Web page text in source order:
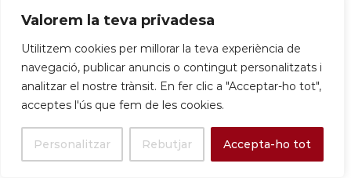
Valorem la teva privadesa
Utilitzem cookies per millorar la teva experiència de
navegació, publicar anuncis o contingut personalitzats i
analitzar el nostre trànsit. En fer clic a "Acceptar-ho tot",
acceptes l'ús que fem de les cookies.
Personalitzar Rebutjar Accepta-ho tot
negoci amb ombres
SantBoi[.Tv]ai
La història de la Finca de Marianao (Sant Boi de
Llobregat) és una lliçó magistral de com es van
consolidar les noves elits del règim franquista.
Marianao, amb les seves connexions
monàrquiques, es va convertir en l’objectiu